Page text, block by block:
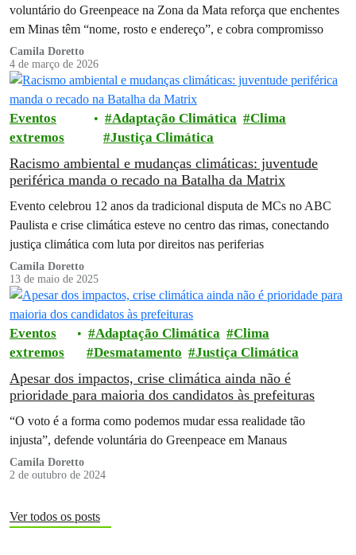
voluntário do Greenpeace na Zona da Mata reforça que enchentes
em Minas têm “nome, rosto e endereço”, e cobra compromisso
Camila Doretto
4 de março de 2026
Eventos
extremos
Adaptação Climática
Clima
Justiça Climática
Racismo ambiental e mudanças climáticas: juventude
periférica manda o recado na Batalha da Matrix
Evento celebrou 12 anos da tradicional disputa de MCs no ABC
Paulista e crise climática esteve no centro das rimas, conectando
justiça climática com luta por direitos nas periferias
Camila Doretto
13 de maio de 2025
Eventos
extremos
Adaptação Climática
Clima
Desmatamento
Justiça Climática
Apesar dos impactos, crise climática ainda não é
prioridade para maioria dos candidatos às prefeituras
“O voto é a forma como podemos mudar essa realidade tão
injusta”, defende voluntária do Greenpeace em Manaus
Camila Doretto
2 de outubro de 2024
Ver todos os posts